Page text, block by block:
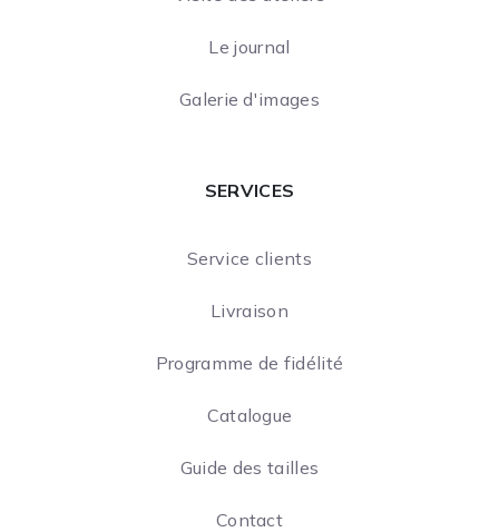
Le journal
Galerie d'images
SERVICES
Service clients
Livraison
Programme de fidélité
Catalogue
Guide des tailles
Contact